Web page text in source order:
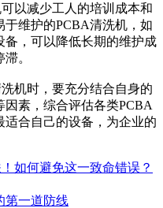
以减少工人的培训成本和
维护的PCBA清洗机，如
，可以降低长期的维护成
。
机时，要充分结合自身的
素，综合评估各类PCBA
合自己的设备，为企业的
如何避免这一致命错误？
第一道防线